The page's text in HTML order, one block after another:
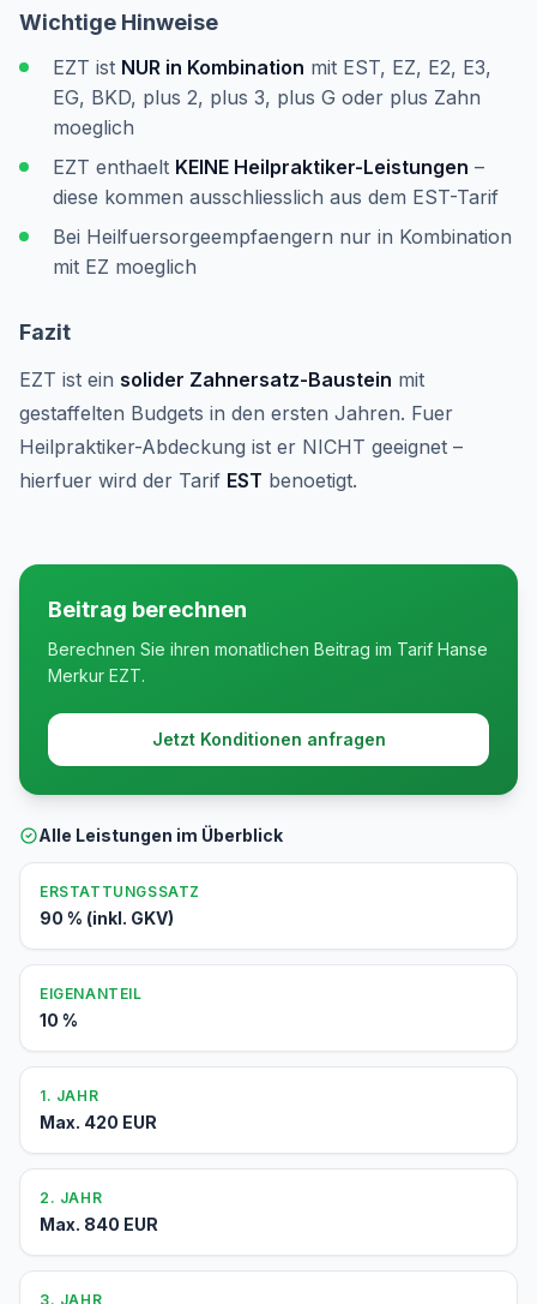
Wichtige Hinweise
EZT ist NUR in Kombination mit EST, EZ, E2, E3,
EG, BKD, plus 2, plus 3, plus G oder plus Zahn
moeglich
EZT enthaelt KEINE Heilpraktiker-Leistungen –
diese kommen ausschliesslich aus dem EST-Tarif
Bei Heilfuersorgeempfaengern nur in Kombination
mit EZ moeglich
Fazit
EZT ist ein solider Zahnersatz-Baustein mit
gestaffelten Budgets in den ersten Jahren. Fuer
Heilpraktiker-Abdeckung ist er NICHT geeignet –
hierfuer wird der Tarif EST benoetigt.
Beitrag berechnen
Berechnen Sie ihren monatlichen Beitrag im Tarif Hanse
Merkur EZT.
Jetzt Konditionen anfragen
Alle Leistungen im Überblick
ERSTATTUNGSSATZ
90 % (inkl. GKV)
EIGENANTEIL
10 %
1. JAHR
Max. 420 EUR
2. JAHR
Max. 840 EUR
3. JAHR